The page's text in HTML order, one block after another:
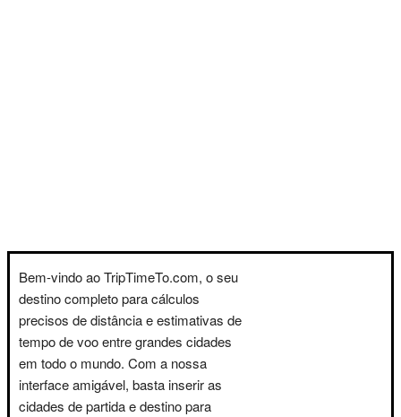
Bem-vindo ao TripTimeTo.com, o seu
destino completo para cálculos
precisos de distância e estimativas de
tempo de voo entre grandes cidades
em todo o mundo. Com a nossa
interface amigável, basta inserir as
cidades de partida e destino para